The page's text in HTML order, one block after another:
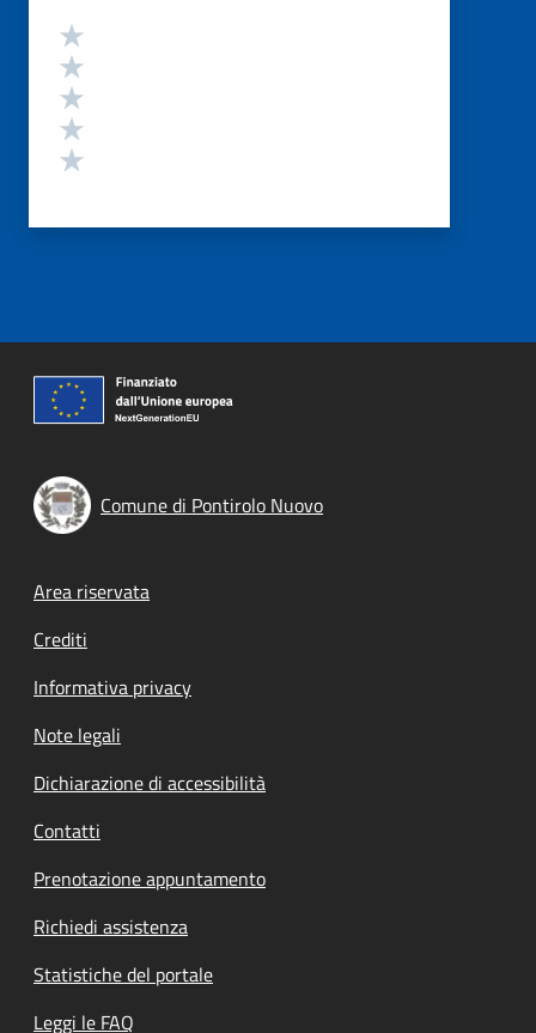
Valutazione
Comune di Pontirolo Nuovo
Footer menu
Area riservata
Crediti
Informativa privacy
Note legali
Dichiarazione di accessibilità
Contatti
Prenotazione appuntamento
Richiedi assistenza
Statistiche del portale
Leggi le FAQ